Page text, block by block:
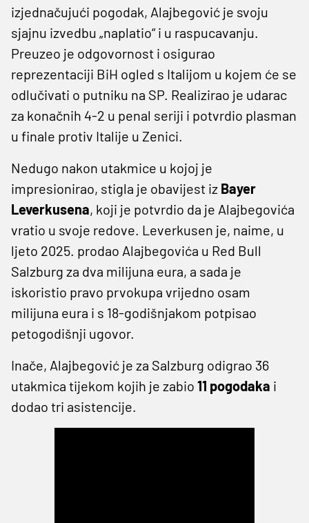
izjednačujući pogodak, Alajbegović je svoju
sjajnu izvedbu „naplatio“ i u raspucavanju.
Preuzeo je odgovornost i osigurao
reprezentaciji BiH ogled s Italijom u kojem će se
odlučivati o putniku na SP. Realizirao je udarac
za konačnih 4-2 u penal seriji i potvrdio plasman
u finale protiv Italije u Zenici.
Nedugo nakon utakmice u kojoj je
impresionirao, stigla je obavijest iz Bayer
Leverkusena, koji je potvrdio da je Alajbegovića
vratio u svoje redove. Leverkusen je, naime, u
ljeto 2025. prodao Alajbegovića u Red Bull
Salzburg za dva milijuna eura, a sada je
iskoristio pravo prvokupa vrijedno osam
milijuna eura i s 18-godišnjakom potpisao
petogodišnji ugovor.
Inače, Alajbegović je za Salzburg odigrao 36
utakmica tijekom kojih je zabio 11 pogodaka i
dodao tri asistencije.